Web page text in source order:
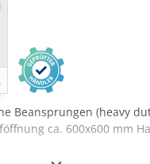
Beansprungen (heavy
ca. 600x600 mm